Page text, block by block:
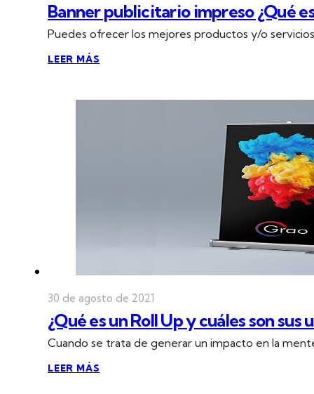
Banner publicitario impreso ¿Qué
Puedes ofrecer los mejores productos y/o
LEER MÁS
30 de agosto de 2021
¿Qué es un Roll Up y cuáles son sus
Cuando se trata de generar un impacto en la
LEER MÁS